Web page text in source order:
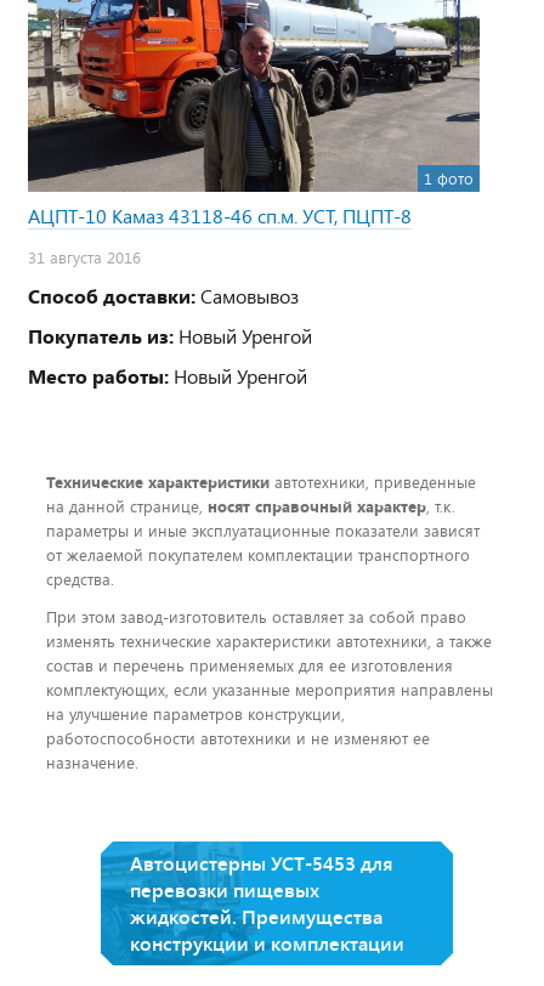
1 фото
АЦПТ-10 Камаз 43118-46 сп.м. УСТ, ПЦПТ-8
31 августа 2016
Способ доставки:Самовывоз
Покупатель из: Новый Уренгой
Место работы: Новый Уренгой
Технические характеристики автотехники, приведенные
на данной странице, носят справочный характер, т.к.
параметры и иные эксплуатационные показатели зависят
от желаемой покупателем комплектации транспортного
средства.
При этом завод-изготовитель оставляет за собой право
изменять технические характеристики автотехники, а также
состав и перечень применяемых для ее изготовления
комплектующих, если указанные мероприятия направлены
на улучшение параметров конструкции,
работоспособности автотехники и не изменяют ее
назначение.
Автоцистерны УСТ-5453 для
перевозки пищевых
жидкостей. Преимущества
конструкции и комплектации